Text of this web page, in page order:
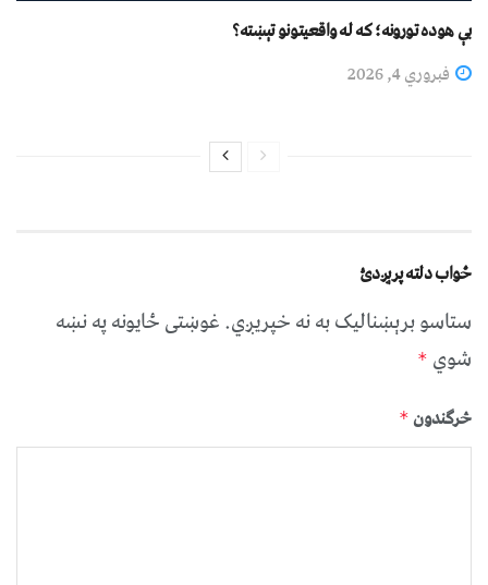
بې هوده تورونه؛ که له واقعیتونو تېښته؟
فبروري 4, 2026
ځواب دلته پرېږدئ
ستاسو برېښناليک به نه خپريږي.غوښتى ځایونه په نښه
شوي *
څرگندون *